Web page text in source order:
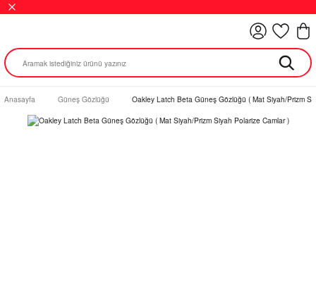
Anasayfa Güneş Gözlüğü Oakley Latch Beta Güneş Gözlüğü ( Mat Siyah/Prizm